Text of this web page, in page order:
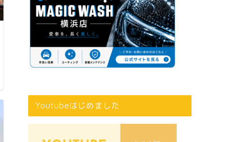
Youtubeはじめました